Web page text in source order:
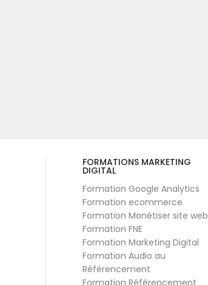
FORMATIONS MARKETING
DIGITAL
Formation Google Analytics
Formation ecommerce
Formation Monétiser site web
Formation FNE
Formation Marketing Digital
Formation Audio au
Référencement
Formation Référencement